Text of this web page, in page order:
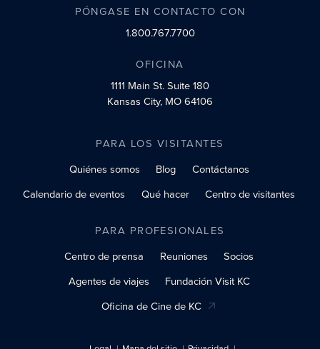
PÓNGASE EN CONTACTO CON
1.800.767.7700
OFICINA
1111 Main St.Suite 180
Kansas City, MO 64106
PARA LOS VISITANTES
Quiénes somos
Blog
Contáctanos
Calendario de eventos
Qué hacer Centro de visitantes
PARA PROFESIONALES
Centro de prensa
Reuniones
Socios
Agentes de viajes
Fundación Visit KC
Oficina de Cine de KC